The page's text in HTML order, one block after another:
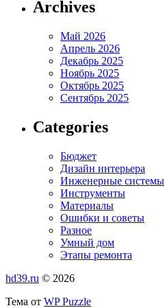
Archives
Май 2026
Апрель 2026
Декабрь 2025
Ноябрь 2025
Октябрь 2025
Сентябрь 2025
Categories
Бюджет
Дизайн интерьера
Инженерные системы
Инструменты
Материалы
Ошибки и советы
Разное
Умный дом
Этапы ремонта
hd39.ru © 2026
Тема от WP Puzzle